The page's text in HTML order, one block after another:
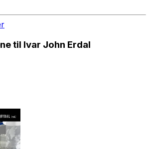
til Ivar John Erdal